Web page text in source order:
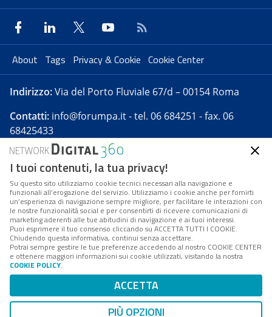
About Tags Privacy & Cookie Cookie Center
Indirizzo:Via del Porto Fluviale 67/d – 00154 Roma
Contatti: info@forumpa.it- tel. 06 684251 - fax. 06
68425433
Forumpa.itè una pubblicazione telematica iscritta
presso Registro della stampa del Tribunale di Roma -
Reg. n. 182 del 2 maggio 2008 - Direttore resp. Michela
Stentella
FPA s.r.l. è società soggetta a Direzione e
Coordinamento da parte di Digital360 S.p.A. - FPA s.r.l.
è un'azienda certificata per il sistema di management
Codice Fiscale/Partita IVA n. 10693191008 - R.E.A. Roma
n. 1249791. ISP AWS
Mappa del sito
I tuoi contenuti, la tua privacy!
Su questo sito utilizziamo cookie tecnici necessari alla navigazione e
funzionali all’erogazione del servizio. Utilizziamo i cookie anche per fornirti
un’esperienza di navigazione sempre migliore, per facilitare le interazioni con
le nostre funzionalità social e per consentirti di ricevere comunicazioni di
marketing aderenti alle tue abitudini di navigazione e ai tuoi interessi.
Puoi esprimere il tuo consenso cliccando su ACCETTA TUTTI I COOKIE.
Chiudendo questa informativa, continui senza accettare.
Potrai sempre gestire le tue preferenze accedendo al nostro COOKIE CENTER
e ottenere maggiori informazioni sui cookie utilizzati, visitando la nostra
COOKIE POLICY.
ACCETTA
PIÙ OPZIONI